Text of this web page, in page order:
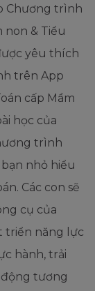
Chương trình
non & Tiểu
yêu thích
trên App
cấp Mầm
học của
trình
nhỏ hiểu
Các con sẽ
cụ của
triển năng lực
hành, trải
tương